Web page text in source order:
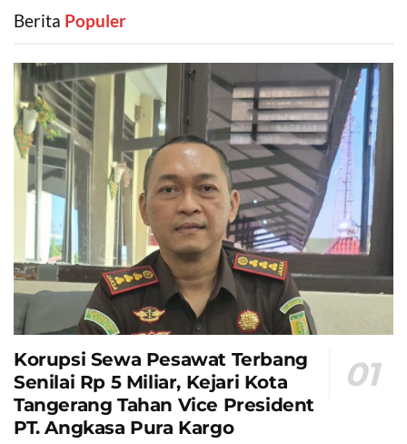
Berita ‎ Populer
Korupsi Sewa Pesawat Terbang
Senilai Rp 5 Miliar, Kejari Kota
Tangerang Tahan Vice President
PT. Angkasa Pura Kargo